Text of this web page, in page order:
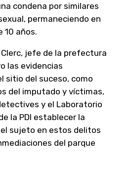
condena por similares
permaneciendo en
10 años.
jefe de la prefectura
las evidencias
sitio del suceso, como
del imputado y víctimas,
y el Laboratorio
la PDI establecer la
sujeto en estos delitos
del parque